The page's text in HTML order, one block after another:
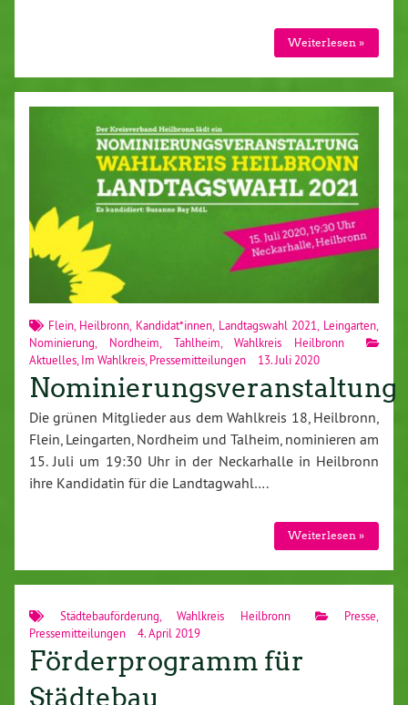
Weiterlesen »
Flein, Heilbronn Kandidat*innen Landtagswahl 2021 Leingarten
Nominierung
Nordheim Tahlheim ,Wahlkreis Heilbronn
Aktuelles Im Wahlkreis Pressemitteilungen 13. Juli 2020
Nominierungsveranstaltung
Die grünen Mitglieder aus dem Wahlkreis 18, Heilbronn,
Flein, Leingarten, Nordheim und Talheim, nominieren am
15. Juli um 19:30 Uhr in der Neckarhalle in Heilbronn
ihre Kandidatin für die Landtagwahl….
Weiterlesen »
Städtebauförderung ,Wahlkreis Heilbronn Presse
Pressemitteilungen
4. April 2019
Förderprogramm für
Städtebau